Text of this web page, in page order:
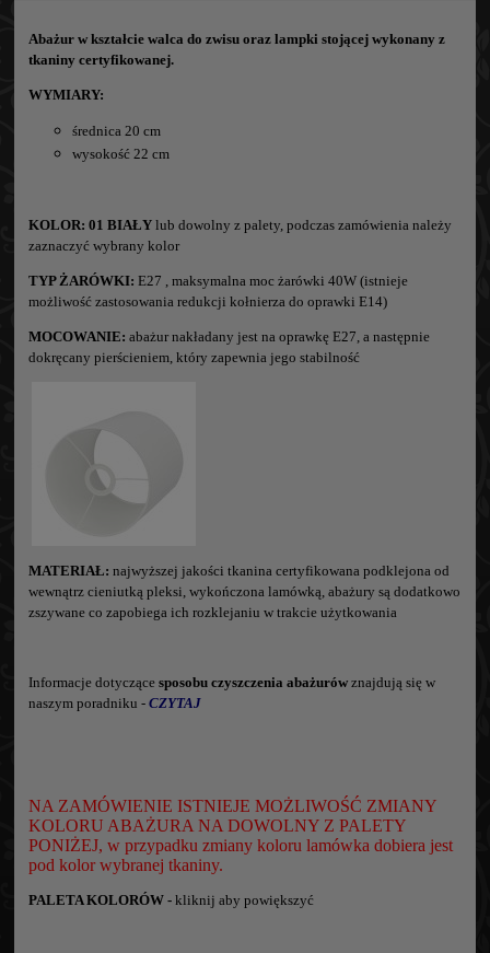
Abażur w kształcie walca do zwisu oraz lampki stojącej wykonany z
tkaniny certyfikowanej.
WYMIARY:
średnica 20 cm
wysokość 22 cm
KOLOR: 01 BIAŁY lub dowolny z palety, podczas zamówienia należy
zaznaczyć wybrany kolor
TYP ŻARÓWKI: E27 , maksymalna moc żarówki 40W (istnieje
możliwość zastosowania redukcji kołnierza do oprawki E14)
MOCOWANIE: abażur nakładany jest na oprawkę E27, a następnie
dokręcany pierścieniem, który zapewnia jego stabilność
MATERIAŁ: najwyższej jakości tkanina certyfikowana podklejona od
wewnątrz cieniutką pleksi, wykończona lamówką, abażury są dodatkowo
zszywane co zapobiega ich rozklejaniu w trakcie użytkowania
Informacje dotyczące sposobu czyszczenia abażurów znajdują się w
naszym poradniku - CZYTAJ
NA ZAMÓWIENIE ISTNIEJE MOŻLIWOŚĆ ZMIANY
KOLORU ABAŻURA NA DOWOLNY Z PALETY
PONIŻEJ, w przypadku zmiany koloru lamówka dobiera jest
pod kolor wybranej tkaniny.
PALETA KOLORÓW - kliknij aby powiększyć